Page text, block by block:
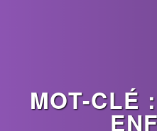
MOT-CLÉ